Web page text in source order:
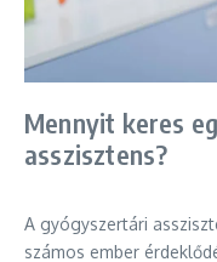
Mennyit keres
asszisztens?
A gyógyszertári
számos ember